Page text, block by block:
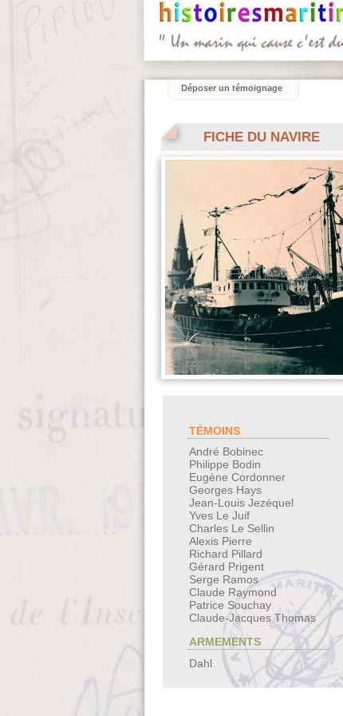
FICHE DU NAVIRE
TÉMOINS
André Bobinec
Philippe Bodin
Eugène Cordonner
Georges Hays
Jean-Louis Jezéquel
Yves Le Juif
Charles Le Sellin
Alexis Pierre
Richard Pillard
Gérard Prigent
Serge Ramos
Claude Raymond
Patrice Souchay
Claude-Jacques Thomas
ARMEMENTS
Dahl
Déposer un témoignage